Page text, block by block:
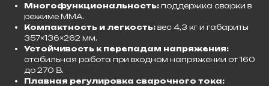
Многофункциональность: поддержка сварки в
режиме MMA.
Компактность и легкость: вес 4,3 кг и габариты
357×136×262 мм.
Устойчивость к перепадам напряжения:
стабильная работа при входном напряжении от 160
до 270 В.
Плавная регулировка сварочного тока: